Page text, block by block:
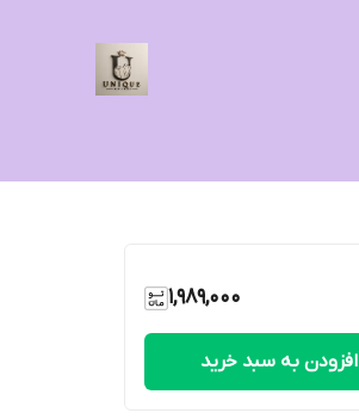
1,989,000
افزودن به سبد خرید